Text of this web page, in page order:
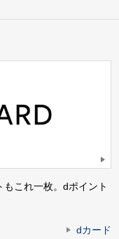
これ一枚。dポイント
dカード